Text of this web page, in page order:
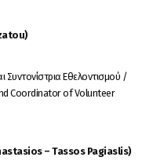
Συντονίστρια Εθελοντισμού /
Coordinator of Volunteer
– Tassos Pagiaslis)